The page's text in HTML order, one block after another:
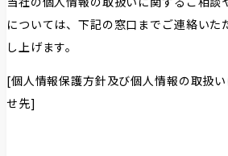
については、下記の窓口までご連絡いた
し上げます。
[個人情報保護方針及び個人情報の取扱
せ先]